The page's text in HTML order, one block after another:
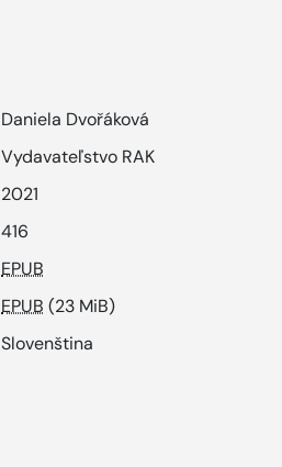
Daniela Dvořáková
Vydavateľstvo RAK
2021
416
EPUB
EPUB (23 MiB)
Slovenština